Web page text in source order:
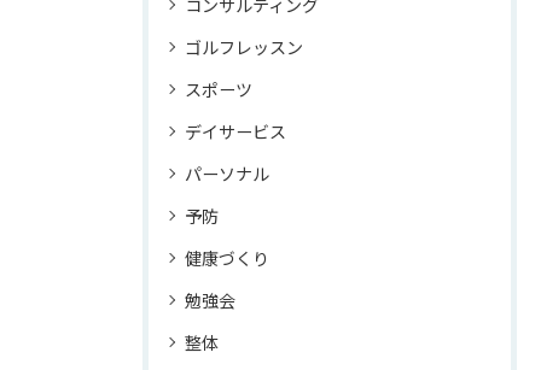
ゴルフレッスン
スポーツ
デイサービス
パーソナル
予防
健康づくり
勉強会
整体